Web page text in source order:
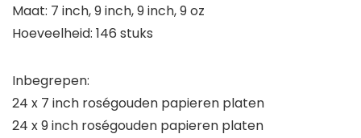
Maat: 7 inch, 9 inch, 9 inch, 9 oz
Hoeveelheid: 146 stuks
Inbegrepen:
24 x 7 inch roségouden papieren platen
24 x 9 inch roségouden papieren platen